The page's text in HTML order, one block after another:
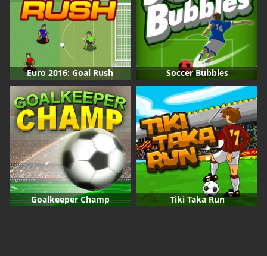
Euro 2016: Goal Rush Soccer Bubbles
Goalkeeper Champ Tiki Taka Run